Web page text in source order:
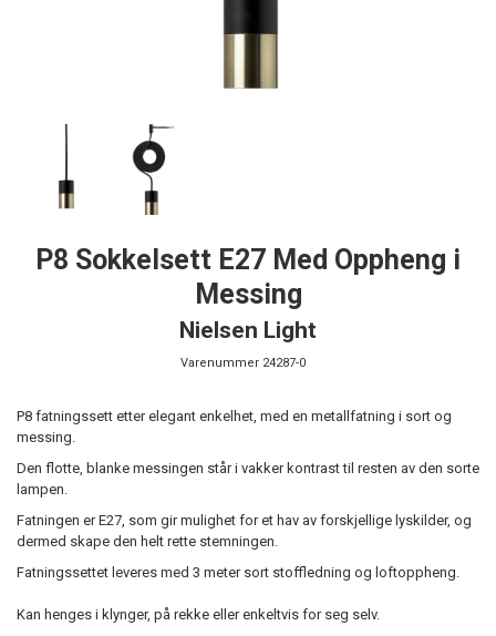
P8 Sokkelsett E27 Med Oppheng i
Messing
Nielsen Light
Varenummer 24287-0
P8 fatningssett etter elegant enkelhet, med en metallfatning i sort og
messing.
Den flotte, blanke messingen står i vakker kontrast til resten av den sorte
lampen.
Fatningen er E27, som gir mulighet for et hav av forskjellige lyskilder, og
dermed skape den helt rette stemningen.
Fatningssettet leveres med 3 meter sort stoffledning og loftoppheng.
Kan henges i klynger, på rekke eller enkeltvis for seg selv.